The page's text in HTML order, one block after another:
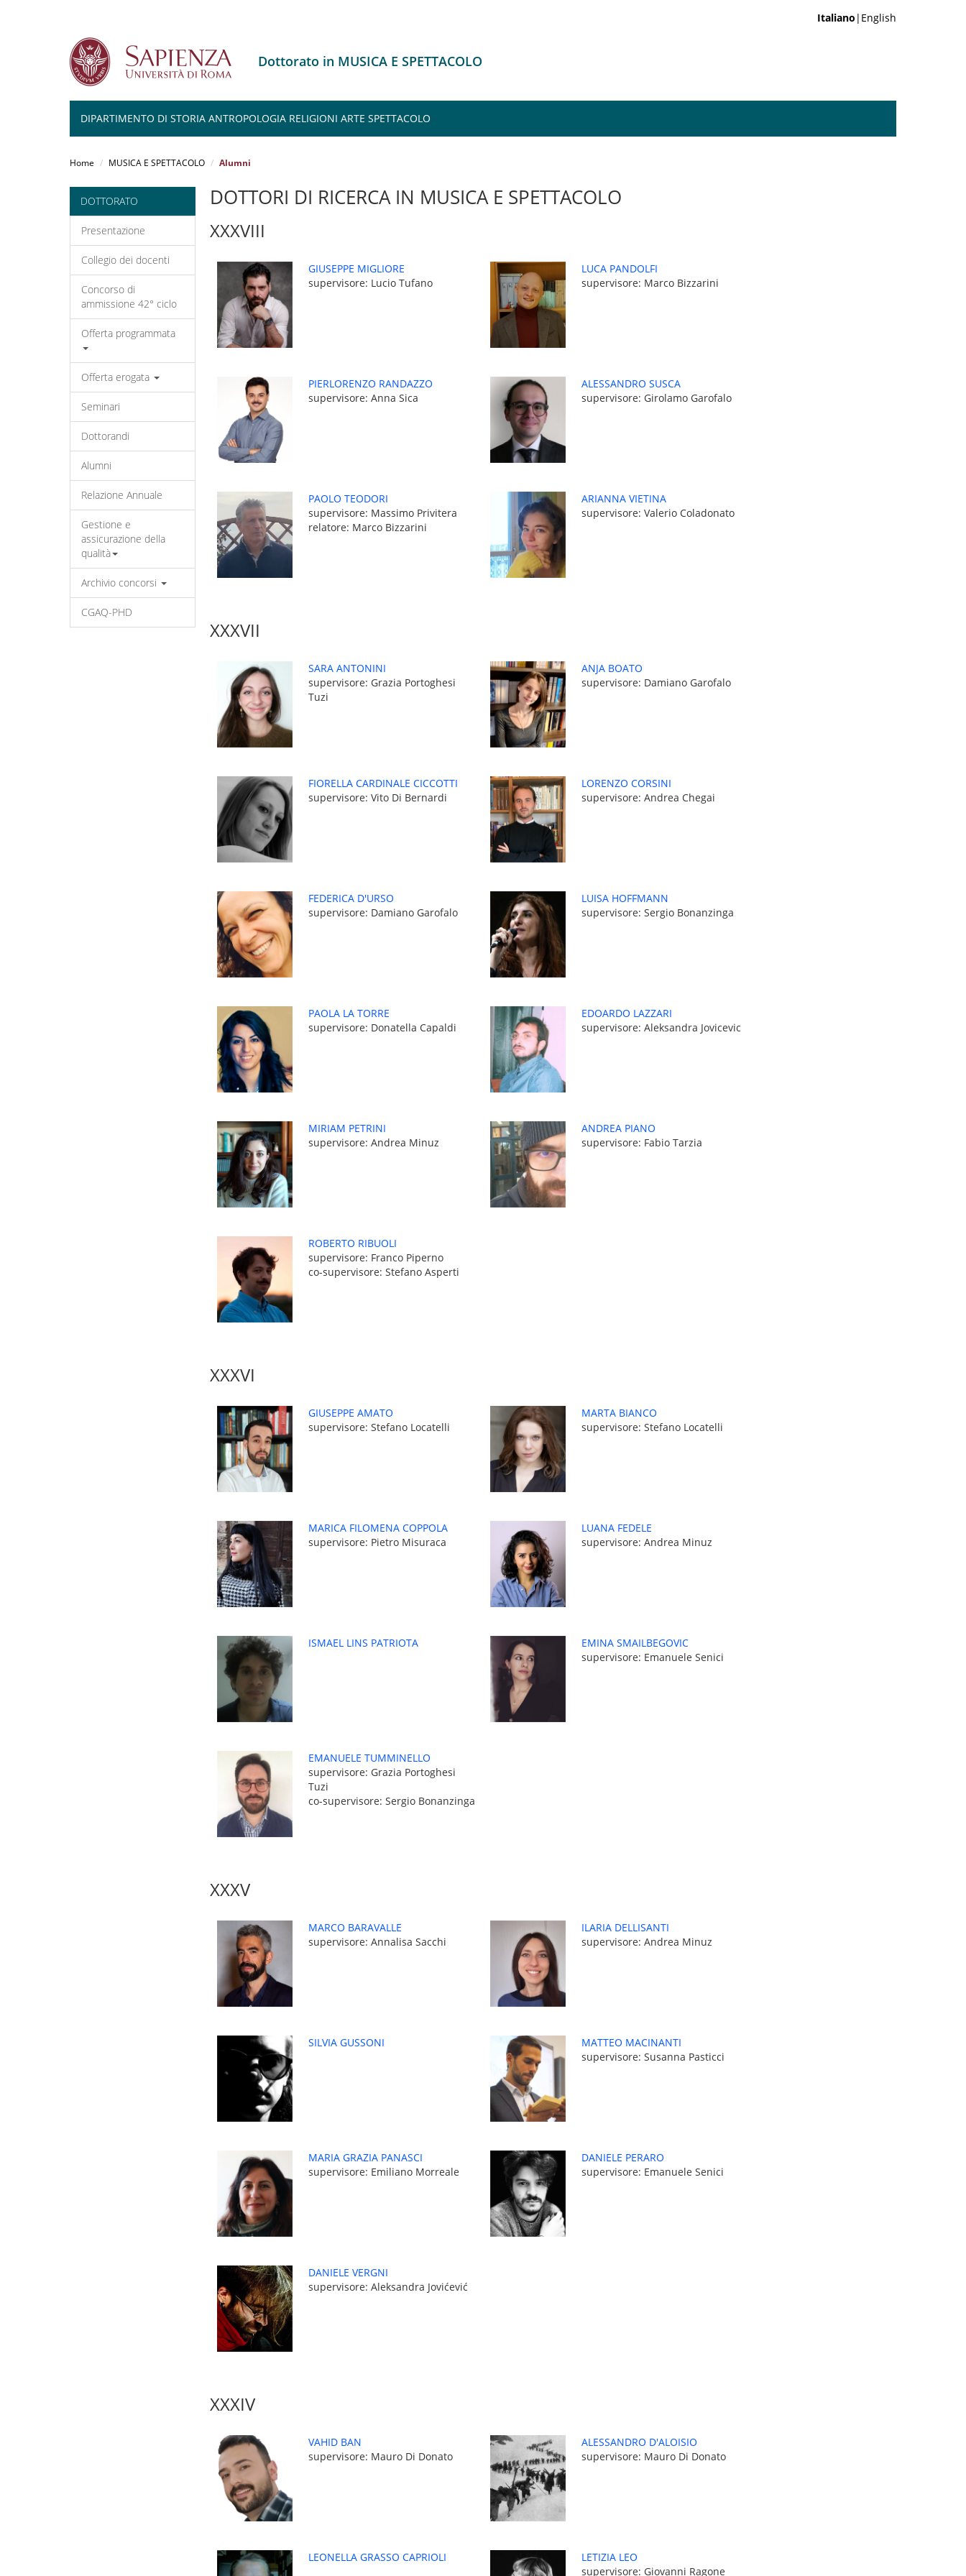
Italiano |English
Dottorato in MUSICA E SPETTACOLO
DIPARTIMENTO DI STORIA ANTROPOLOGIA RELIGIONI ARTE SPETTACOLO
Home MUSICA E SPETTACOLO Alumni
DOTTORATO
Presentazione
Collegio dei docenti
Concorso di
ammissione 42° ciclo
Offerta programmata
Offerta erogata
Seminari
Dottorandi
Alumni
Relazione Annuale
Gestione e
assicurazione della
qualità
Archivio concorsi
CGAQ-PHD
DOTTORI DI RICERCA IN MUSICA E SPETTACOLO
XXXVIII
GIUSEPPE MIGLIORE
supervisore: Lucio Tufano
LUCA PANDOLFI
supervisore: Marco Bizzarini
PIERLORENZO RANDAZZO
supervisore: Anna Sica
ALESSANDRO SUSCA
supervisore: Girolamo Garofalo
PAOLO TEODORI
supervisore: Massimo Privitera
relatore: Marco Bizzarini
ARIANNA VIETINA
supervisore: Valerio Coladonato
XXXVII
SARA ANTONINI
supervisore: Grazia Portoghesi
Tuzi
ANJA BOATO
supervisore: Damiano Garofalo
FIORELLA CARDINALE CICCOTTI
supervisore: Vito Di Bernardi
LORENZO CORSINI
supervisore: Andrea Chegai
FEDERICA D'URSO
supervisore: Damiano Garofalo
LUISA HOFFMANN
supervisore: Sergio Bonanzinga
PAOLA LA TORRE
supervisore: Donatella Capaldi
EDOARDO LAZZARI
supervisore: Aleksandra Jovicevic
MIRIAM PETRINI
supervisore: Andrea Minuz
ANDREA PIANO
supervisore: Fabio Tarzia
ROBERTO RIBUOLI
supervisore: Franco Piperno
co-supervisore: Stefano Asperti
XXXVI
GIUSEPPE AMATO
supervisore: Stefano Locatelli
MARTA BIANCO
supervisore: Stefano Locatelli
MARICA FILOMENA COPPOLA
supervisore: Pietro Misuraca
LUANA FEDELE
supervisore: Andrea Minuz
ISMAEL LINS PATRIOTA
EMINA SMAILBEGOVIC
supervisore: Emanuele Senici
EMANUELE TUMMINELLO
supervisore: Grazia Portoghesi
Tuzi
co-supervisore: Sergio Bonanzinga
XXXV
MARCO BARAVALLE
supervisore: Annalisa Sacchi
ILARIA DELLISANTI
supervisore: Andrea Minuz
SILVIA GUSSONI
MATTEO MACINANTI
supervisore: Susanna Pasticci
MARIA GRAZIA PANASCI
supervisore: Emiliano Morreale
DANIELE PERARO
supervisore: Emanuele Senici
DANIELE VERGNI
supervisore: Aleksandra Jovićević
XXXIV
VAHID BAN
supervisore: Mauro Di Donato
ALESSANDRO D'ALOISIO
supervisore: Mauro Di Donato
LEONELLA GRASSO CAPRIOLI
LETIZIA LEO
supervisore: Giovanni Ragone